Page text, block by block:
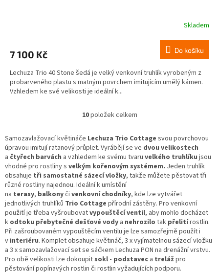
Skladem
7 100 Kč Do košíku
Lechuza Trio 40 Stone šedá je velký venkovní truhlík vyrobeným z
probarveného plastu s matným povrchem imitujícím umělý kámen.
Vzhledem ke své velikosti je ideální k...
O
l
á
d
a
c
í
p
r
v
k
y
v
ý
p
i
10položek celkem
Samozavlažovací květináče Lechuza Trio Cottage svou povrchovou
úpravou imitují ratanový průplet. Vyrábějí se ve dvou velikostech
a čtyřech barvách a vzhledem ke svému tvaru velkého truhlíku jsou
vhodné pro rostliny s velkým kořenovým systémem. Jeden truhlík
obsahuje tři samostatné sázecí vložky, takže můžete pěstovat tři
různé rostliny najednou. Ideální k umístění
na terasy, balkonyči venkovní chodníky, kde lze vytvářet
jednotlivých truhlíků Trio Cottage přírodní zástěny. Pro venkovní
použití je třeba vyšroubovatvypouštěcí ventil, aby mohlo docházet
k odtoku přebytečné dešťové vody a nehrozilo tak přelitírostlin.
Při zašroubovaném vypouštěcím ventilu je lze samozřejmě použít i
v interiéru. Komplet obsahuje květináč, 3 x vyjímatelnou sázecí vložku
a 3 x samozavlažovací set se sáčkem Lechuza PON na drenážní vrstvu.
Pro obě velikosti lze dokoupit sokl - podstavec a treláž pro
pěstování popínavých rostlin či rostlin vyžadujících podporu.